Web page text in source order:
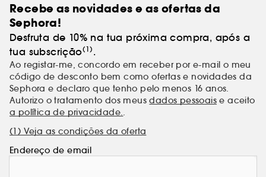
Recebe as novidades e as ofertas da
Sephora!
Desfruta de 10% na tua próxima compra, após a
tua subscrição(1) .
Ao registar-me, concordo em receber por e-mail o meu
código de desconto bem como ofertas e novidades da
Sephora e declaro que tenho pelo menos 16 anos.
Autorizo o tratamento dos meusdados pessoais e aceito
a política de privacidade..
(1) Veja as condições da oferta
Endereço de email